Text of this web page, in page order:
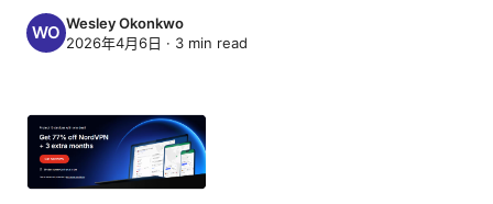
Wesley Okonkwo
2026年4月6日 · 3 min read